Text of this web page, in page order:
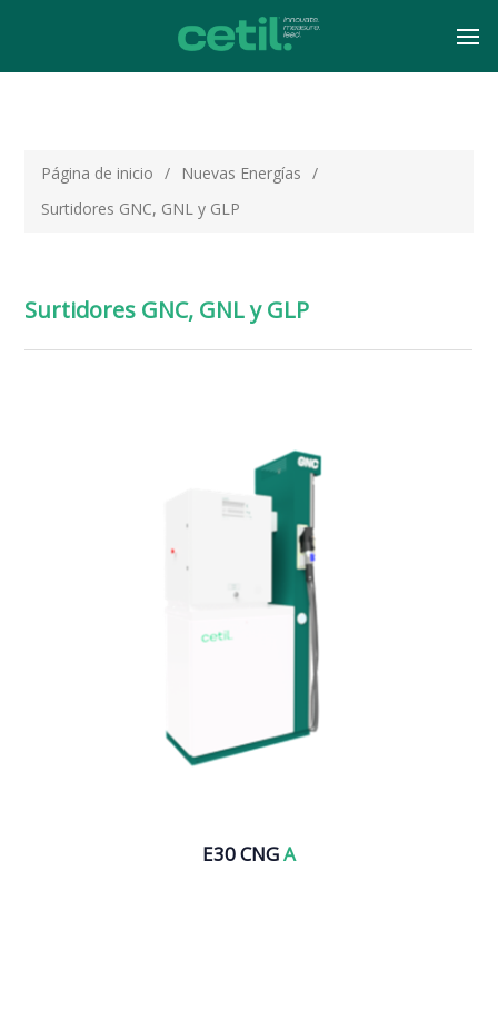
Página de inicio / Nuevas Energías
/
Surtidores GNC, GNL y GLP
Surtidores GNC, GNL y GLP
E30 CNGA